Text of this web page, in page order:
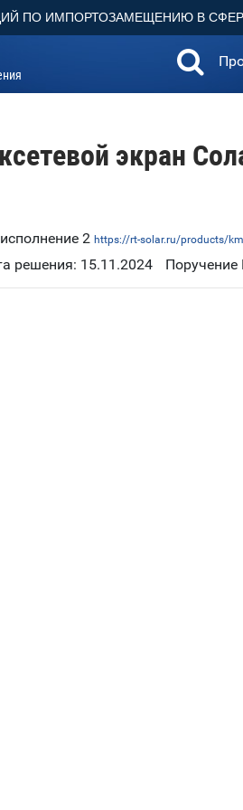
ПО ИМПОРТОЗАМЕЩЕНИЮ В
экран
2 https://rt-solar.ru/products/
решения: 15.11.2024